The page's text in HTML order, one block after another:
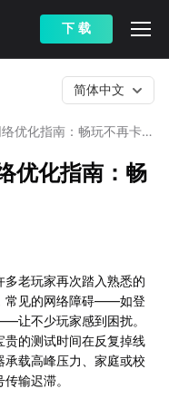
下 载
优化指南：畅玩不再卡
简体中文
优化指南：畅
老玩家再次踏入熟悉的
常见的网络障碍——如登
让不少玩家感到困扰。
的测试时间在反复掉线
载高峰压力、家庭或校
输迟滞。